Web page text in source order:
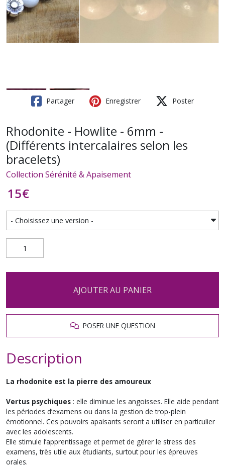
Partager Enregistrer Poster
Rhodonite - Howlite - 6mm -
(Différents intercalaires selon les
bracelets)
Collection Sérénité & Apaisement
15€
AJOUTER AU PANIER
POSER UNE QUESTION
Description
La rhodonite est la pierre des amoureux
Vertus psychiques : elle diminue les angoisses. Elle aide pendant
les périodes d’examens ou dans la gestion de trop-plein
émotionnel. Ces pouvoirs apaisants seront a utiliser en particulier
avec les adolescents.
Elle stimule l’apprentissage et permet de gérer le stress des
examens, très utile aux étudiants, surtout pour les épreuves
orales.